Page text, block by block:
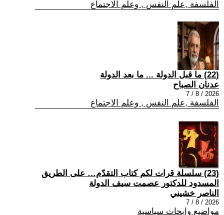
الفلسفة ,علم النفس , وعلم الاجتماع
(22) ما قبل الدولة ... ما بعد الدولة
عدنان الصباح
2026 / 8 / 7
الفلسفة ,علم النفس , وعلم الاجتماع
(23) سلسلة قرات لكم كتاب التقدّم… على الطريق
المسدود للدكتور عصمت سيف الدولة
الناصر خشيني
2026 / 8 / 7
مواضيع وابحاث سياسية